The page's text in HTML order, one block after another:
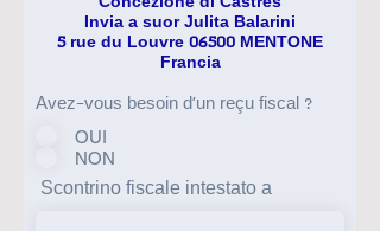
Invia a suor Julita Balarini
5 rue du Louvre 06500 MENTONE
Francia
Avez-vous besoin d'un reçu fiscal ?
OUI
NON
Scontrino fiscale intestato a